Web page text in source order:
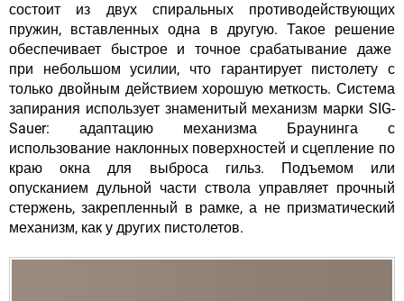
состоит из двух спиральных противодействующих
пружин, вставленных одна в другую. Такое решение
обеспечивает быстрое и точное срабатывание даже
при небольшом усилии, что гарантирует пистолету с
только двойным действием хорошую меткость. Система
запирания использует знаменитый механизм марки SIG-
Sauer: адаптацию механизма Браунинга с
использование наклонных поверхностей и сцепление по
краю окна для выброса гильз. Подъемом или
опусканием дульной части ствола управляет прочный
стержень, закрепленный в рамке, а не призматический
механизм, как у других пистолетов.